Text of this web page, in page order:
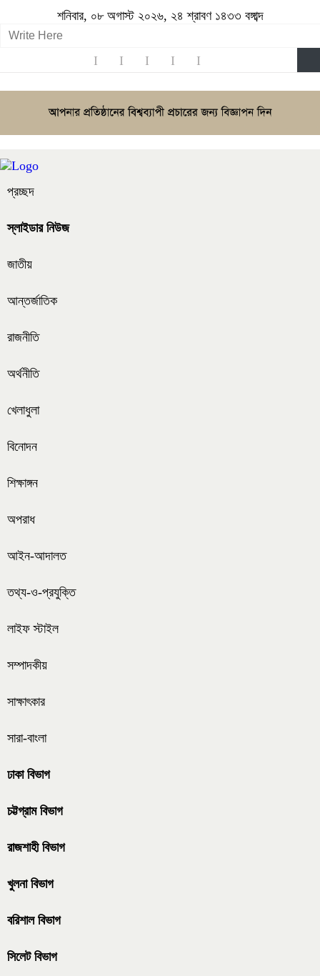
শনিবার, ০৮ অগাস্ট ২০২৬, ২৪ শ্রাবণ ১৪৩৩ বঙ্গাব্দ
প্রচ্ছদ
স্লাইডার নিউজ
জাতীয়
আন্তর্জাতিক
রাজনীতি
অর্থনীতি
খেলাধুলা
বিনোদন
শিক্ষাঙ্গন
অপরাধ
আইন-আদালত
তথ্য-ও-প্রযুক্তি
লাইফ স্টাইল
সম্পাদকীয়
সাক্ষাৎকার
সারা-বাংলা
ঢাকা বিভাগ
চট্টগ্রাম বিভাগ
রাজশাহী বিভাগ
খুলনা বিভাগ
বরিশাল বিভাগ
সিলেট বিভাগ